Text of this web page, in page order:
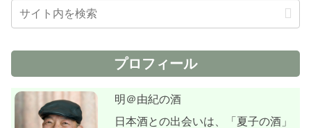
プロフィール
明＠由紀の酒
日本酒との出会いは、「夏子の酒」